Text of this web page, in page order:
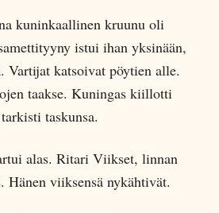
kuninkaallinen kruunu oli
istui ihan yksinään,
Vartijat katsoivat pöytien alle.
taakse. Kuningas kiillotti
taskunsa.
alas. Ritari Viikset, linnan
Hänen viiksensä nykähtivät.